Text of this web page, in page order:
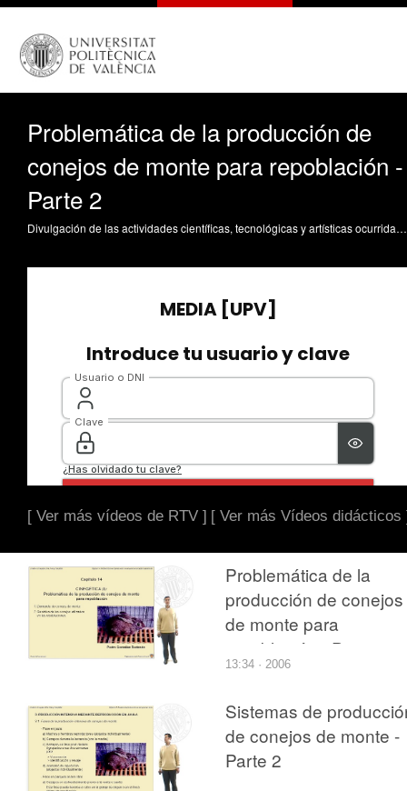
Problemática de la producción de
conejos de monte para repoblación -
Parte 2
Divulgación de las actividades científicas, tecnológicas y artísticas ocurridas en los tres campus de la UPV
[ Ver más vídeos de RTV ] [ Ver más Vídeos didácticos
Problemática de la
producción de conejos
de monte para
repoblación - Parte 1
13:34 · 2006
Sistemas de
de conejos de monte -
Parte 2